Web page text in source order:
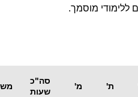
מוסמך.
ת' מ'
סה"כ
שעות